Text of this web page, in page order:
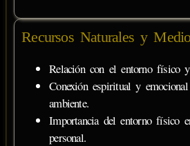
Recursos Naturales y
Relación con el entorno físico
Conexión espiritual y
ambiente.
Importancia del entorno físico
personal.